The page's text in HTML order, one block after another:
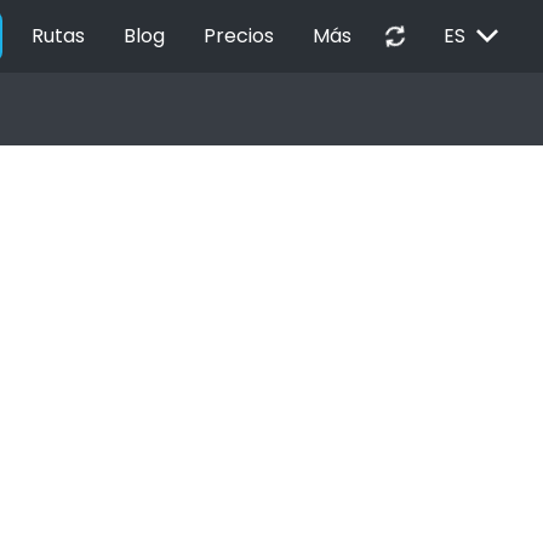
Rutas Blog Precios Más autorenew ES EXPAND_MORE